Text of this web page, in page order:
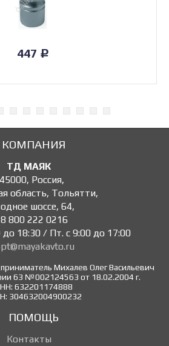
447 Р
КОМПАНИЯ
ТД МАЯК
, Россия,
область, Тольятти,
шоссе, 64,
8 800 222 0216
до 18:30 / Пт. с 9:00 до 17:00
Михалев Олег Васильевич
63 №002124563 от 18.02.2004 г.
632201174888
304632004900232
ПОМОЩЬ
Контакты